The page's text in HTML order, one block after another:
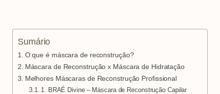
Sumário
O que é máscara de reconstrução?
Máscara de Reconstrução x Máscara de Hidratação
Melhores Máscaras de Reconstrução Profissional
1. BRAÉ Divine – Máscara de Reconstrução Capilar